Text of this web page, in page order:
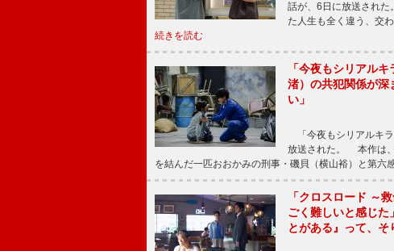
話が、6日に放送され
た人生も全く違う、交
続きを読む
「今夜もシリアル
渚）の共犯関係が深
い」
「今夜もシリアルキ
放送された。 本作は、
を結んだ一匹おおかみの刑事・磯貝（横山裕）と第
「クロスロード ～
ごく難しいと感じた
とがある』って、そ